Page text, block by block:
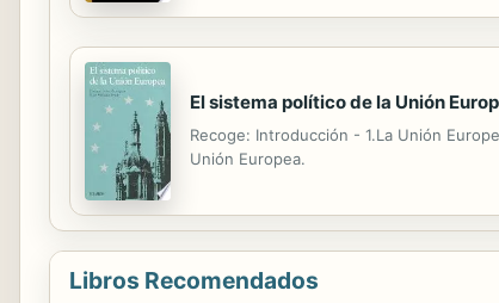
El sistema político de la Unión
Recoge: Introducción - 1.La Unión
Unión Europea.
Libros Recomendados